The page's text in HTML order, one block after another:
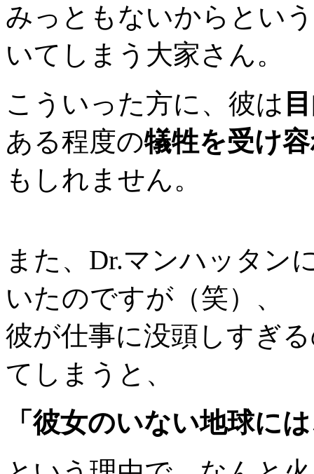
みっともないからとい
いてしまう大家さん。
こういった方に、彼は
ある程度の犠牲を受け
もしれません。
また、Dr.マンハッタン
いたのですが（笑）、
彼が仕事に没頭しすぎ
てしまうと、
「彼女のいない地球に